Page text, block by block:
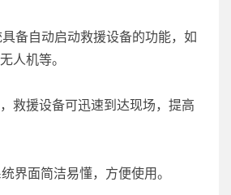
备自动启动救援设备的功能，如
人机等。
救援设备可迅速到达现场，提高
界面简洁易懂，方便使用。